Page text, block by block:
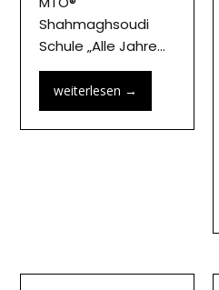
Shahmaghsoudi
Schule „Alle Jahre…
weiterlesen →